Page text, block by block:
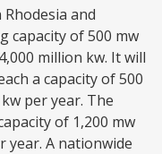
and
capacity of 500 mw
million kw. It will
a capacity of 500
per year. The
of 1,200 mw
year. A nationwide